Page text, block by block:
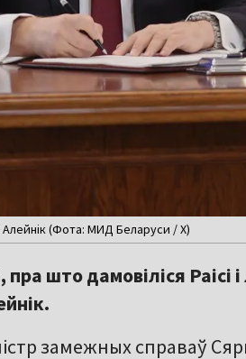
Алейнік (Фота: МИД Беларуси / X)
пра што дамовіліся
замежных справаў